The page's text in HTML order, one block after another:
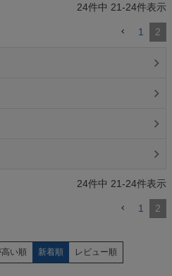
24件中 21-24件表示
1 2
24件中 21-24件表示
1 2
い順 新着順 レビュー順